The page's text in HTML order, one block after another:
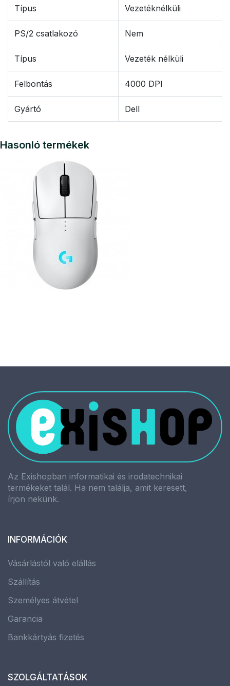
Típus Vezetéknélküli
PS/2 csatlakozó Nem
Típus Vezeték nélküli
Felbontás 4000 DPI
Gyártó Dell
Hasonló termékek
Az Exishopban informatikai és irodatechnikai
termékeket talál. Ha nem találja, amit keresett,
írjon nekünk.
INFORMÁCIÓK
Vásárlástól való elállás
Szállítás
Személyes átvétel
Garancia
Bankkártyás fizetés
SZOLGÁLTATÁSOK